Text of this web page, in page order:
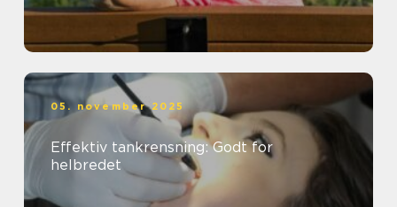
05. november 2025
Effektiv tankrensning: Godt for
helbredet